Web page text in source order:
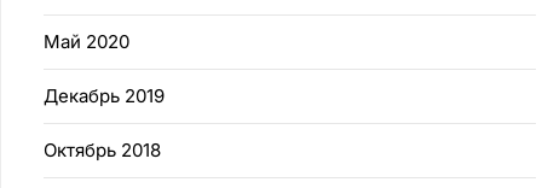
Май 2020
Декабрь 2019
Октябрь 2018